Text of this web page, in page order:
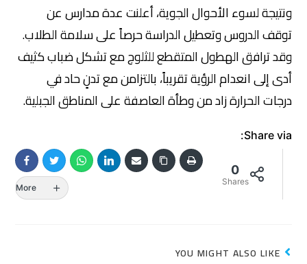
ونتيجة لسوء الأحوال الجوية، أعلنت عدة مدارس عن
توقف الدروس وتعطيل الدراسة حرصاً على سلامة الطلاب.
وقد ترافق الهطول المتقطع للثلوج مع تشكل ضباب كثيف
أدى إلى انعدام الرؤية تقريباً، بالتزامن مع تدنٍ حاد في
درجات الحرارة زاد من وطأة العاصفة على المناطق الجبلية.
Share via:
0
Shares
More
YOU MIGHT ALSO LIKE